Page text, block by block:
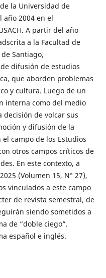
la Universidad de
año 2004 en el
A partir del año
a la Facultad de
Santiago,
difusión de estudios
que aborden problemas
y cultura. Luego de un
interna como del medio
decisión de volcar sus
y difusión de la
campo de los Estudios
otros campos críticos de
En este contexto, a
(Volumen 15, N° 27),
vinculados a este campo
de revista semestral, de
siendo sometidos a
de “doble ciego”.
español e inglés.